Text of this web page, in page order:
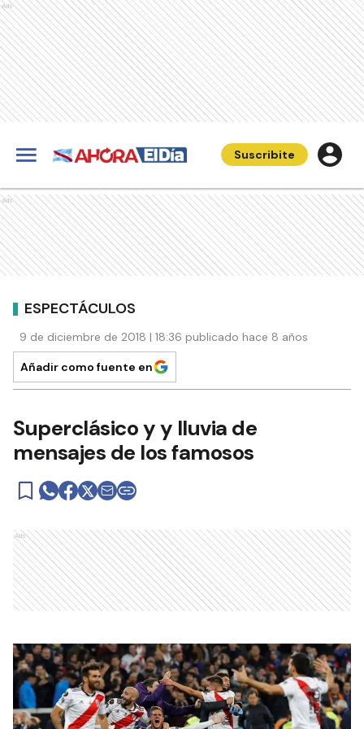
Ads
Suscribite
Ads
ESPECTÁCULOS
9 de diciembre de 2018 | 18:36 publicado hace 8 años
Añadir como fuente en
Superclásico y y lluvia de
mensajes de los famosos
Ads